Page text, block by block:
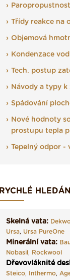
Třídy reakce na
Objemová
Kondenzace
Tech. postup
Návody a typy k
Spádování
Nové hodnoty
prostupu tepla
Tepelný odpor -
RYCHLÉ
Skelná vata:
Ursa, Ursa PureOne
Minerální vata:
Nobasil, Rockwool
Dřevovláknité
Steico, Inthermo,